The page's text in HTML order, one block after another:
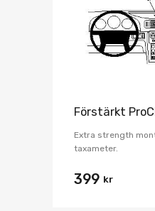
Förstärkt
Extra strength
taxameter.
399 kr